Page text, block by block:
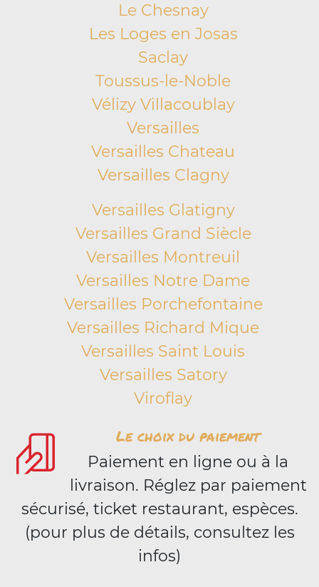
Le Chesnay
Les Loges en Josas
Saclay
Toussus-le-Noble
Vélizy Villacoublay
Versailles
Versailles Chateau
Versailles Clagny
Versailles Glatigny
Versailles Grand Siècle
Versailles Montreuil
Versailles Notre Dame
Versailles Porchefontaine
Versailles Richard Mique
Versailles Saint Louis
Versailles Satory
Viroflay
Le choix du paiement
Paiement en ligne ou à la
livraison. Réglez par paiement
sécurisé, ticket restaurant, espèces.
(pour plus de détails, consultez les
infos)